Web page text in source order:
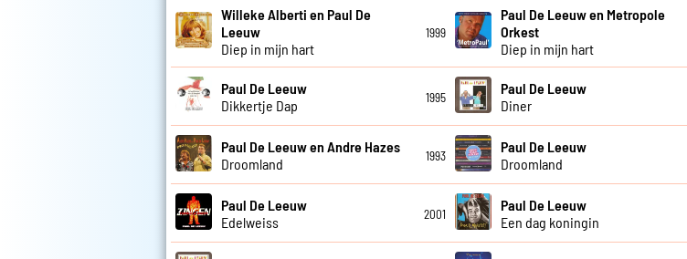
Willeke Alberti en Paul De
Leeuw
Diep in mijn hart
1999
Paul De Leeuw en Metropole
Orkest
Diep in mijn hart
Paul De Leeuw
Dikkertje Dap
1995
Paul De Leeuw
Diner
Paul De Leeuw en Andre Hazes
Droomland
1993
Paul De Leeuw
Droomland
Paul De Leeuw
Edelweiss
2001
Paul De Leeuw
Een dag koningin